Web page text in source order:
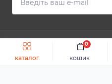
каталог кошик
0
Швидке замовлення
ІНФОРМАЦІЯ